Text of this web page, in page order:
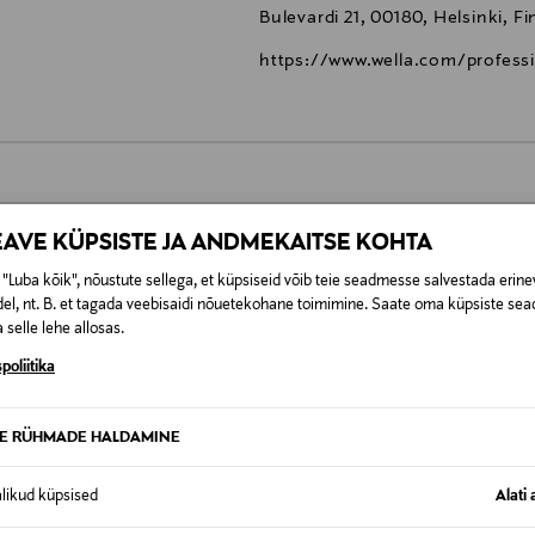
KÜPSISTE JA ANDMEKAITSE KOHTA
"Luba kõik", nõustute sellega, et küpsiseid võib teie seadmesse salvestada
nt. B. et tagada veebisaidi nõuetekohane toimimine. Saate oma küpsiste
selle lehe allosas.
RÜHMADE HALDAMINE
küpsised Alati
Bulevardi 21, 00180, Helsinki,
https://www.wella.com/
0,00 € – 4,90 €
lepingust taganeda 30 päeva jooksul alates kauba
Tagastatavad suletud pakendis kosmeetika- ja loodustooted
KA